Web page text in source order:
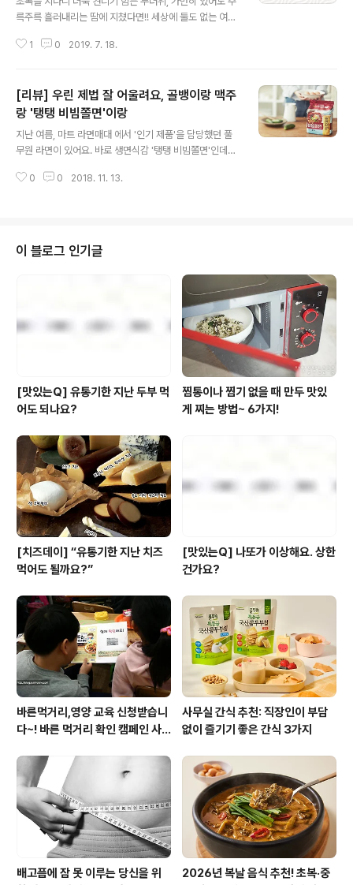
륵주륵 흘러내리는 땀에 지쳤다면!! 세상에 둘도 없는 여름
롭게 출시한~! '꼬불꼬불 물냉면'이 그 주인공인데요. 풀사
냉면이 꼬불꼬불이라니!! 뭔가 낯설기는 하지만 꼬불꼬불
웨이브(?)가 주는 최대 장점은~! 기존 냉면류 라면에 비해
면이 퍼지지 않고 빠른 조리가 가능하다는 것! 게다가 기존
의 풀무원 제품들과 마찬가지로 기름에 튀기지 않고 바람
인지 궁금하시다구요? 후후 그래서 얼마전 유튜브에 올라
1 0 2019. 7. 18.
[리뷰] 우린 제법 잘 어울려요, 골뱅이랑 맥주
랑 '탱탱 비빔쫄면'이랑
지난 여름, 마트 라면매대 에서 '인기 제품'을 담당했던 풀
무원 라면이 있어요. 바로 생면식감 '탱탱 비빔쫄면'인데요.
도면 대충 어느 정도의 인기였는지 감이 오시죠? 쫄면이 올
포화지방이 낮은 풀무원 '생면식감-탱탱 비빔쫄면' 아니었
을까요? (역시~! 고수는 고수는 알아보는 법!) 게다가 쫄깃
한 골뱅이와도 시원한 맥주와도 그렇게나 잘 어울린다는
제보(!)를 접수한 풀반장~! 풀무원 웹진 에 실린 '탱탱 비빔
쫄면' 리뷰를 냉큼 데려왔습니다! '탱탱 비빔쫄면'에 대한
풀무원의 쫄깃한..
0 0 2018. 11. 13.
이 블로그 인기글
[맛있는Q] 유통기한 지난 두부 먹
어도 되나요?
찜통이나 찜기 없을 때 만두 맛있
게 찌는 방법~ 6가지!
[치즈데이] “유통기한 지난 치즈
먹어도 될까요?”
[맛있는Q] 나또가 이상해요. 상한
건가요?
바른먹거리,영양 교육 신청받습니
다~! 바른 먹거리 확인 캠페인 사
사무실 간식 추천: 직장인이 부담
없이 즐기기 좋은 간식 3가지
배고픔에 잠 못 이루는 당신을 위
2026년 복날 음식 추천! 초복·중